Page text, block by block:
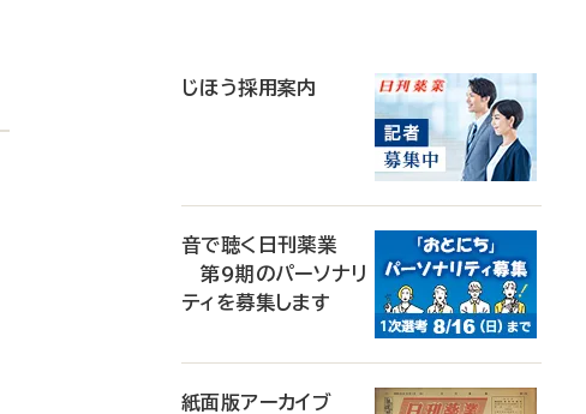
じほう採用案内
音で聴く日刊薬業
第9期のパーソナリ
ティを募集します
紙面版アーカイブ